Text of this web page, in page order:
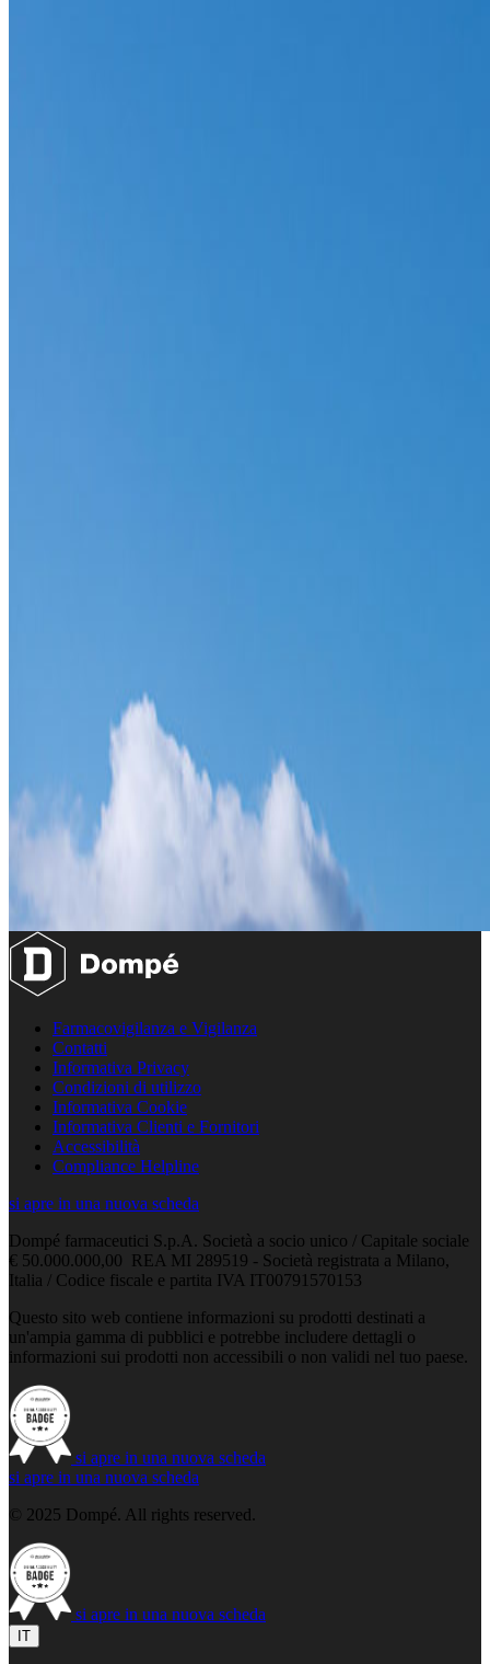
Farmacovigilanza e Vigilanza
Contatti
Informativa Privacy
Condizioni di utilizzo
Informativa Cookie
Informativa Clienti e Fornitori
Accessibilità
Compliance Helpline
si apre in una nuova scheda
Dompé farmaceutici S.p.A. Società a socio unico / Capitale sociale
€ 50.000.000,00 REA MI 289519 - Società registrata a Milano,
Italia / Codice fiscale e partita IVA IT00791570153
Questo sito web contiene informazioni su prodotti destinati a
un'ampia gamma di pubblici e potrebbe includere dettagli o
informazioni sui prodotti non accessibili o non validi nel tuo paese.
si apre in una nuova scheda
si apre in una nuova scheda
© 2025 Dompé. All rights reserved.
si apre in una nuova scheda
IT